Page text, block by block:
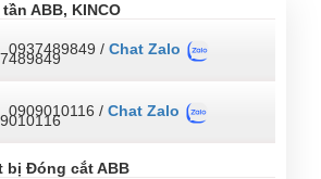
ABB, KINCO
0937489849 / Chat Zalo
0909010116 / Chat Zalo
bị Đóng cắt ABB